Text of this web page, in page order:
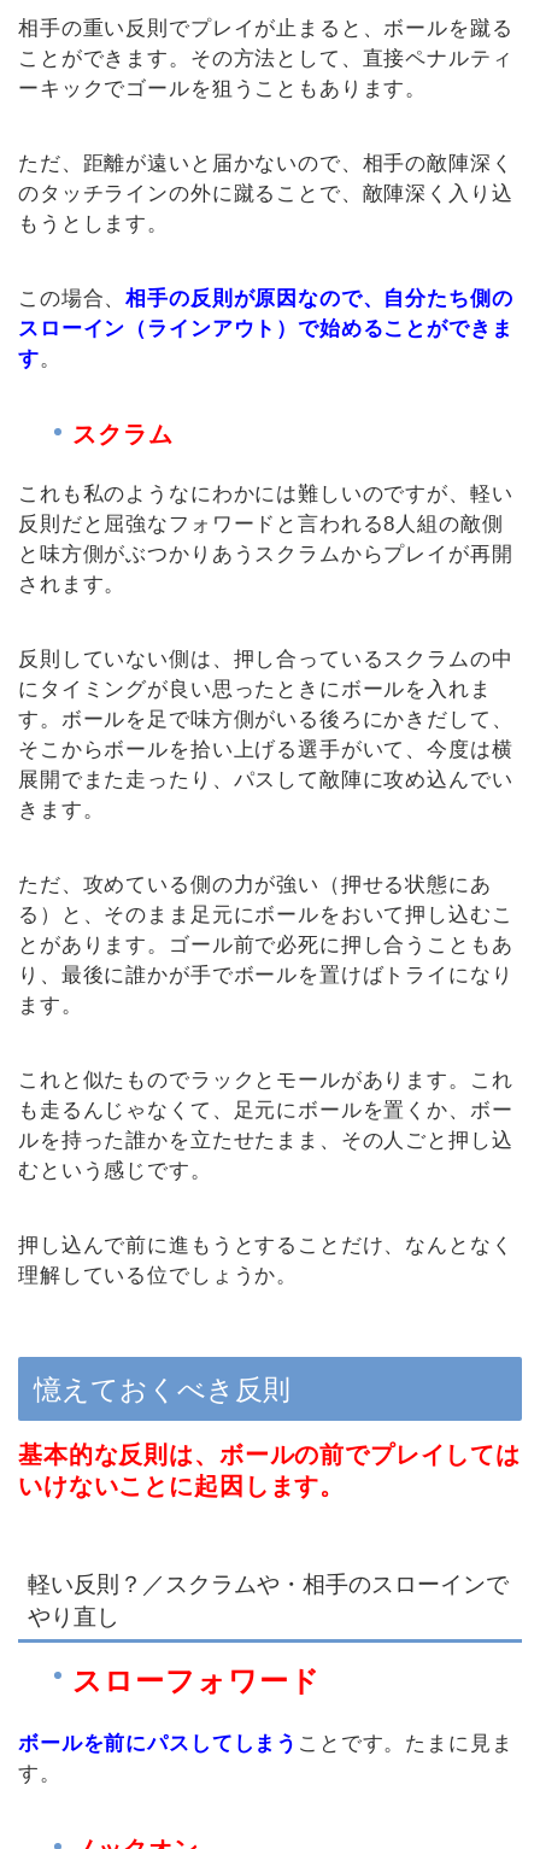
相手の重い反則でプレイが止まると、ボールを蹴る
ことができます。その方法として、直接ペナルティ
ーキックでゴールを狙うこともあります。
ただ、距離が遠いと届かないので、相手の敵陣深く
のタッチラインの外に蹴ることで、敵陣深く入り込
もうとします。
この場合、相手の反則が原因なので、自分たち側の
スローイン（ラインアウト）で始めることができま
す。
スクラム
これも私のようなにわかには難しいのですが、軽い
反則だと屈強なフォワードと言われる8人組の敵側
と味方側がぶつかりあうスクラムからプレイが再開
されます。
反則していない側は、押し合っているスクラムの中
にタイミングが良い思ったときにボールを入れま
す。ボールを足で味方側がいる後ろにかきだして、
そこからボールを拾い上げる選手がいて、今度は横
展開でまた走ったり、パスして敵陣に攻め込んでい
きます。
ただ、攻めている側の力が強い（押せる状態にあ
る）と、そのまま足元にボールをおいて押し込むこ
とがあります。ゴール前で必死に押し合うこともあ
り、最後に誰かが手でボールを置けばトライになり
ます。
これと似たものでラックとモールがあります。これ
も走るんじゃなくて、足元にボールを置くか、ボー
ルを持った誰かを立たせたまま、その人ごと押し込
むという感じです。
押し込んで前に進もうとすることだけ、なんとなく
理解している位でしょうか。
憶えておくべき反則
基本的な反則は、ボールの前でプレイしては
いけないことに起因します。
軽い反則？／スクラムや・相手のスローインで
やり直し
スローフォワード
ボールを前にパスしてしまう ことです。たまに見ま
す。